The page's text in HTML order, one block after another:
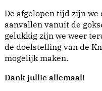
De afgelopen tijd zijn we
aanvallen vanuit de
gelukkig zijn we weer
de doelstelling van de
mogelijk maken.
Dank jullie allemaal!